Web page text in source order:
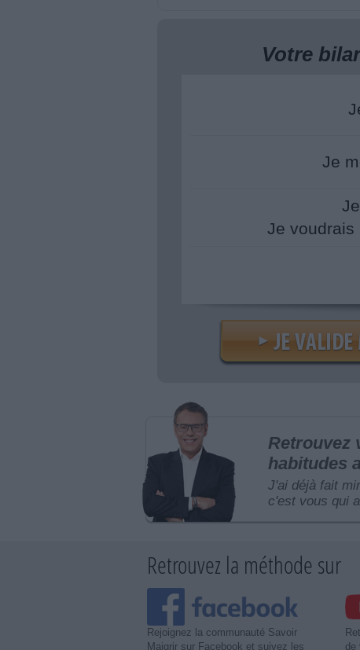
Votre
Je
Je voudrais
Retrouvez
habitudes
J'ai déjà fait
c'est vous qui
Retrouvez la méthode sur
Rejoignez la communauté Savoir
Maigrir sur Facebook et suivez les
de